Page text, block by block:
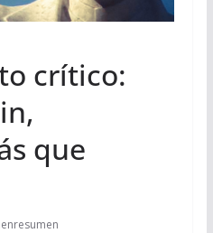
crítico:
que